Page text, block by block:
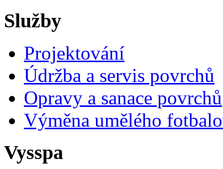
Služby
Projektování
Údržba a servis povrchů
Opravy a sanace povrchů
Výměna umělého
Vysspa